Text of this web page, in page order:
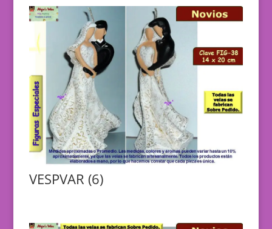
VESPVAR (6)